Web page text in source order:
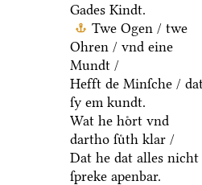
Doͤrch diſſe werde wy
Gades Kindt.
Twe Ogen / twe
Ohren / vnd eine
Mundt /
Hefft de Minſche / dat
ſy em kundt.
Wat he hoͤrt vnd
dartho ſuͤth klar /
Dat he dat alles nicht